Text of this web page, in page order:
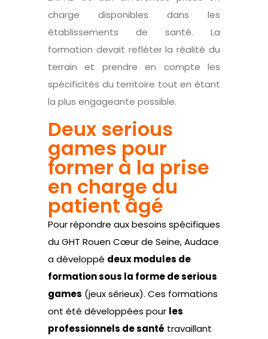
charge disponibles dans les
établissements de santé. La
formation devait refléter la réalité du
terrain et prendre en compte les
spécificités du territoire tout en étant
la plus engageante possible.
Deux serious
games pour
former à la prise
en charge du
patient âgé
Pour répondre aux besoins spécifiques
du GHT Rouen Cœur de Seine, Audace
a développé deux modules de
formation sous la forme de serious
games (jeux sérieux). Ces formations
ont été développées pour les
professionnels de santé travaillant